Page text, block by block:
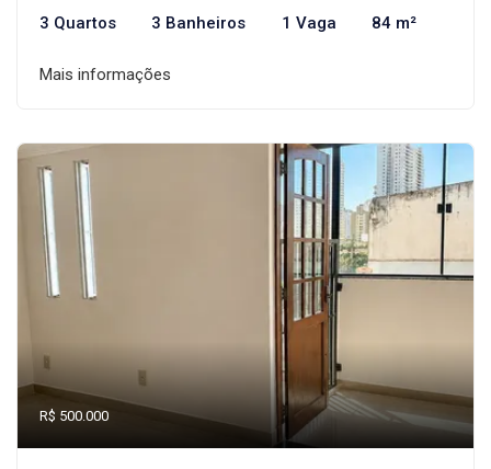
3 Quartos 3 Banheiros 1 Vaga 84 m²
Mais informações
R$ 500.000